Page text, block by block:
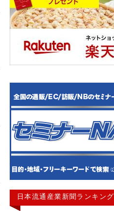
日本流通産業新聞ランキング